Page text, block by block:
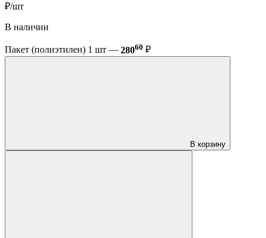
₽/шт
В наличии
Пакет (полиэтилен) 1 шт — 28060 ₽
В корзину